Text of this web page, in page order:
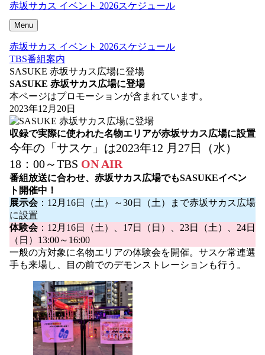
赤坂サカス イベント 2026スケジュール
Menu
赤坂サカス イベント 2026スケジュール
TBS番組案内
SASUKE 赤坂サカス広場に登場
SASUKE 赤坂サカス広場に登場
本ページはプロモーションが含まれています。
2023年12月20日
収録で実際に使われた名物エリアが赤坂サカス広場に設置
今年の「サスケ」は2023年12 月27日（水）
18：00～TBS ON AIR
番組放送に合わせ、赤坂サカス広場でもSASUKEイベン
ト開催中！
展示会：12月16日（土）～30日（土）まで赤坂サカス広場
に設置
体験会：12月16日（土）、17日（日）、23日（土）、24日
（日）13:00～16:00
一般の方対象に名物エリアの体験会を開催。サスケ常連選
手も来場し、目の前でのデモンストレーションも行う。